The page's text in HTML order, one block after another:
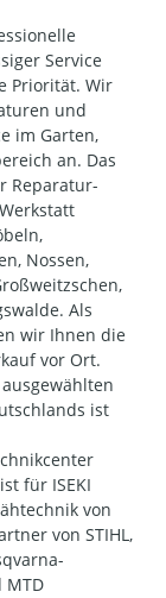
Service
Priorität. Wir
und
im Garten,
an. Das
Reparatur-
Nossen,
Als
wir Ihnen die
vor Ort.
ist
für ISEKI
von
von STIHL,
MTD